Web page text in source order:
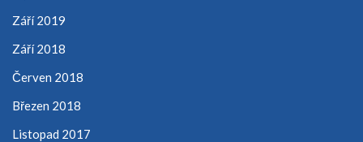
Září 2019
Září 2018
Červen 2018
Březen 2018
Listopad 2017